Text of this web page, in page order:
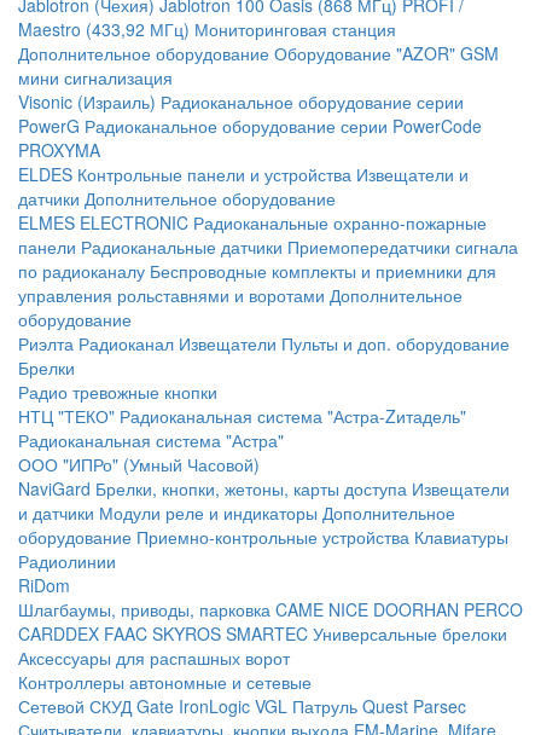
Jablotron (Чехия) Jablotron 100 Oasis (868 МГц) PROFI /
Maestro (433,92 МГц) Мониторинговая станция
Дополнительное оборудование Оборудование "AZOR" GSM
мини сигнализация
Visonic (Израиль) Радиоканальное оборудование серии
PowerG Радиоканальное оборудование серии PowerCode
PROXYMA
ELDES Контрольные панели и устройства Извещатели и
датчики Дополнительное оборудование
ELMES ELECTRONIC Радиоканальные охранно-пожарные
панели Радиоканальные датчики Приемопередатчики сигнала
по радиоканалу Беспроводные комплекты и приемники для
управления рольставнями и воротами Дополнительное
оборудование
Риэлта Радиоканал Извещатели Пульты и доп. оборудование
Брелки
Радио тревожные кнопки
НТЦ "ТЕКО" Радиоканальная система "Астра-Zитадель"
Радиоканальная система "Астра"
ООО "ИПРо" (Умный Часовой)
NaviGard Брелки, кнопки, жетоны, карты доступа Извещатели
и датчики Модули реле и индикаторы Дополнительное
оборудование Приемно-контрольные устройства Клавиатуры
Радиолинии
RiDom
Шлагбаумы, приводы, парковка CAME NICE DOORHAN PERCO
CARDDEX FAAC SKYROS SMARTEC Универсальные брелоки
Аксессуары для распашных ворот
Контроллеры автономные и сетевые
Сетевой СКУД Gate IronLogic VGL Патруль Quest Parsec